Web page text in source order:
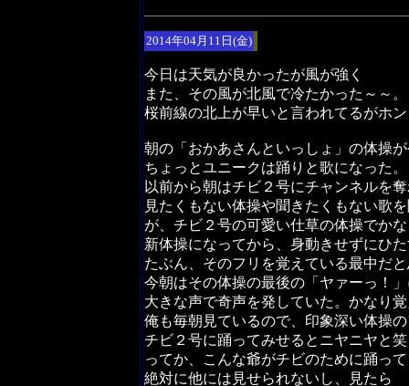
2014年04月11日(金)
今日は天気が良かったが風が強く
また、その風が北風で冷たかった～～。
桜前線の北上が早いと言われてるがホ
朝の「おかあさんといっしょ」の体操
ちょっとユニークは踊りと歌になった。
以前から朝はチビ２号にチャンネルを
見たくもない体操や聞きたくもない歌
が、チビ２号の可愛い仕草の体操でか
新体操になってから、身動きせずにひ
たぶん、そのフリを覚えている最中だ
今朝はその体操の最後の「ヤァーっ！
大きな声で奇声を発していた。かなり
俺も毎朝見ているので、印象深い体操
チビ２号に踊ってみせるとニヤニヤと
ってか、こんな爺がチビのために踊っ
絶対に他には見せられないし、見